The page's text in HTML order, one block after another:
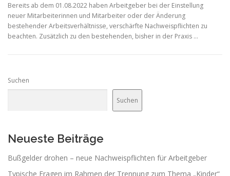
Bereits ab dem 01.08.2022 haben Arbeitgeber bei der Einstellung
neuer Mitarbeiterinnen und Mitarbeiter oder der Änderung
bestehender Arbeitsverhältnisse, verschärfte Nachweispflichten zu
beachten. Zusätzlich zu den bestehenden, bisher in der Praxis …
Suchen
Suchen
Neueste Beiträge
Bußgelder drohen – neue Nachweispflichten für Arbeitgeber
Typische Fragen im Rahmen der Trennung zum Thema „Kinder“